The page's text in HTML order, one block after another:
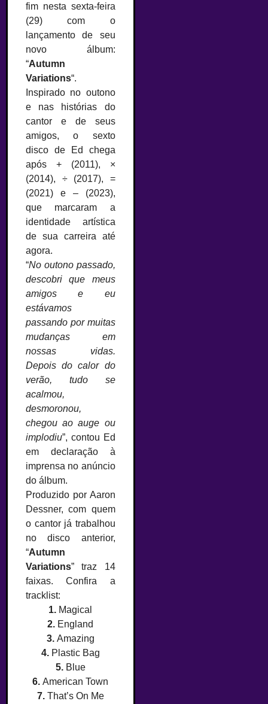
fim nesta sexta-feira
(29) com o
lançamento de seu
novo álbum:
“Autumn
Variations“.
Inspirado no outono
e nas histórias do
cantor e de seus
amigos, o sexto
disco de Ed chega
após + (2011), ×
(2014), ÷ (2017), =
(2021) e – (2023),
que marcaram a
identidade artística
de sua carreira até
agora.
“No outono passado,
descobri que meus
amigos e eu
estávamos
passando por muitas
mudanças em
nossas vidas.
Depois do calor do
verão, tudo se
acalmou,
desmoronou,
chegou ao auge ou
implodiu”, contou Ed
em declaração à
imprensa no anúncio
do álbum.
Produzido por Aaron
Dessner, com quem
o cantor já trabalhou
no disco anterior,
“Autumn
Variations” traz 14
faixas. Confira a
tracklist:
1. Magical
2. England
3. Amazing
4.Plastic Bag
5.Blue
6.American Town
7.That’s On Me